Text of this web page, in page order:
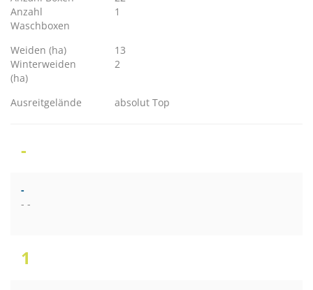
Anzahl
Waschboxen
1
Weiden (ha)
13
Winterweiden
(ha)
2
Ausreitgelände absolut Top
-
-
- -
1